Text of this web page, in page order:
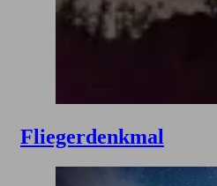
Fliegerdenkmal